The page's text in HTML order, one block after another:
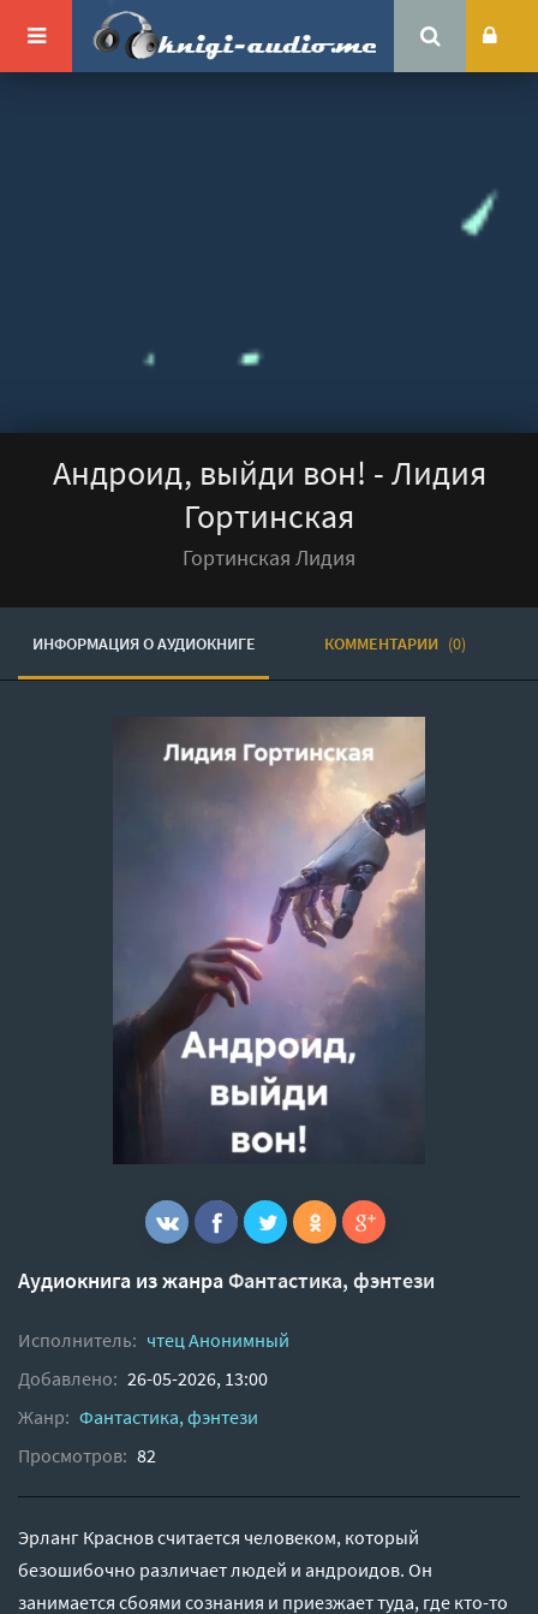
Андроид, выйди вон! - Лидия
Гортинская
Гортинская Лидия
ИНФОРМАЦИЯ О АУДИОКНИГЕ КОММЕНТАРИИ (0)
Аудиокнига из жанраФантастика, фэнтези
Исполнитель: чтец Анонимный
Добавлено: 26-05-2026, 13:00
Жанр: Фантастика, фэнтези
Просмотров: 82
Эрланг Краснов считается человеком, который
безошибочно различает людей и андроидов. Он
занимается сбоями сознания и приезжает туда, где кто-то